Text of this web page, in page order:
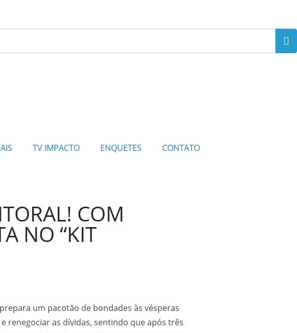
TV IMPACTO ENQUETES CONTATO
COM
NO “KIT
um pacotão de bondades às vésperas
renegociar as dívidas, sentindo que após três